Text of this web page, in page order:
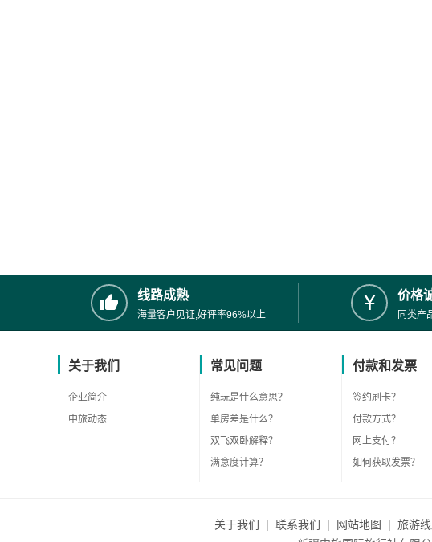
线路成熟
海量客户见证,好评率96%以上
价格
同类产
关于我们
企业简介
中旅动态
常见问题
纯玩是什么意思？
单房差是什么？
双飞双卧解释？
满意度计算？
付款和发票
签约刷卡？
付款方式？
网上支付？
如何获取发票？
关于我们 | 联系我们 | 网站地图 | 旅游